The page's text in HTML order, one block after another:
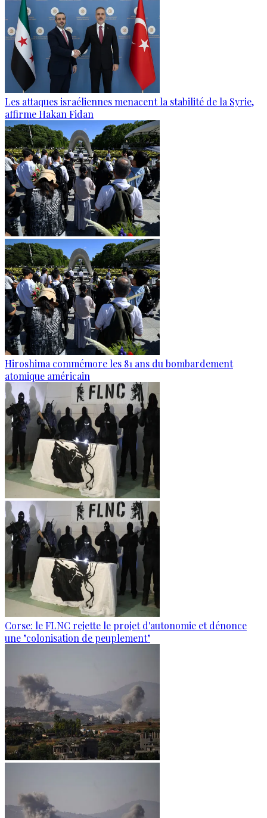
Les attaques israéliennes menacent la stabilité de la Syrie,
affirme Hakan Fidan
Hiroshima commémore les 81 ans du bombardement
atomique américain
Corse: le FLNC rejette le projet d'autonomie et dénonce
une "colonisation de peuplement"